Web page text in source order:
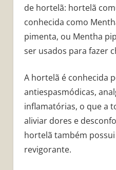
de hortelã: hortelã
conhecida como
pimenta, ou Mentha
ser usados para fazer
A hortelã é conhecida
antiespasmódicas,
inflamatórias, o que a
aliviar dores e
hortelã também
revigorante.